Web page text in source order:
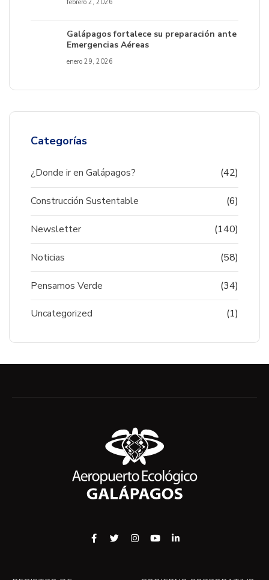
febrero 2, 2026
Galápagos fortalece su preparación ante
Emergencias Aéreas
enero 29, 2026
Categorías
¿Donde ir en Galápagos? (42)
Construcción Sustentable (6)
Newsletter (140)
Noticias (58)
Pensamos Verde (34)
Uncategorized (1)